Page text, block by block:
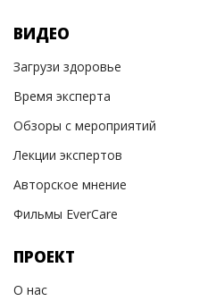
ВИДЕО
Загрузи здоровье
Время эксперта
Обзоры с мероприятий
Лекции экспертов
Авторское мнение
Фильмы EverCare
ПРОЕКТ
О нас